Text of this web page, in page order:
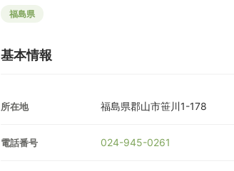
福島県
基本情報
所在地 福島県郡山市笹川1-178
電話番号 024-945-0261